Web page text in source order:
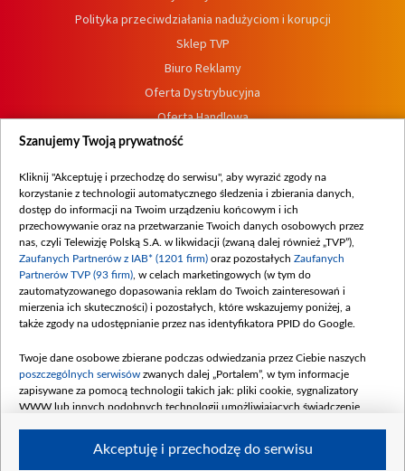
Polityka przeciwdziałania nadużyciom i korupcji
Sklep TVP
Biuro Reklamy
Oferta Dystrybucyjna
Oferta Handlowa
Dostępność
Procedura zgłoszeń wewnętrznych
Szanujemy Twoją prywatność
Kliknij "Akceptuję i przechodzę do serwisu", aby wyrazić zgody na
korzystanie z technologii automatycznego śledzenia i zbierania danych,
dostęp do informacji na Twoim urządzeniu końcowym i ich
przechowywanie oraz na przetwarzanie Twoich danych osobowych przez
nas, czyli Telewizję Polską S.A. w likwidacji (zwaną dalej również „TVP”),
Zaufanych Partnerów z IAB* (1201 firm) oraz pozostałych Zaufanych
Partnerów TVP (93 firm) , w celach marketingowych (w tym do
zautomatyzowanego dopasowania reklam do Twoich zainteresowań i
mierzenia ich skuteczności) i pozostałych, które wskazujemy poniżej, a
także zgody na udostępnianie przez nas identyfikatora PPID do Google.
Twoje dane osobowe zbierane podczas odwiedzania przez Ciebie naszych
poszczególnych serwisów zwanych dalej „Portalem”, w tym informacje
zapisywane za pomocą technologii takich jak: pliki cookie, sygnalizatory
WWW lub innych podobnych technologii umożliwiających świadczenie
Akceptuję i przechodzę do serwisu